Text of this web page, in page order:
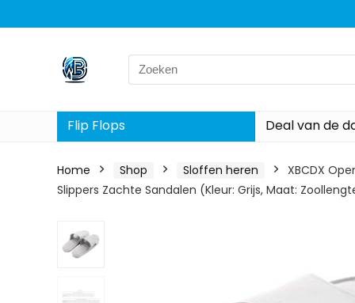
Search
for:
Flip Flops Deal van de
Home Shop Sloffen heren
XBCDX
Slippers Zachte Sandalen (Kleur: Grijs, Maat: